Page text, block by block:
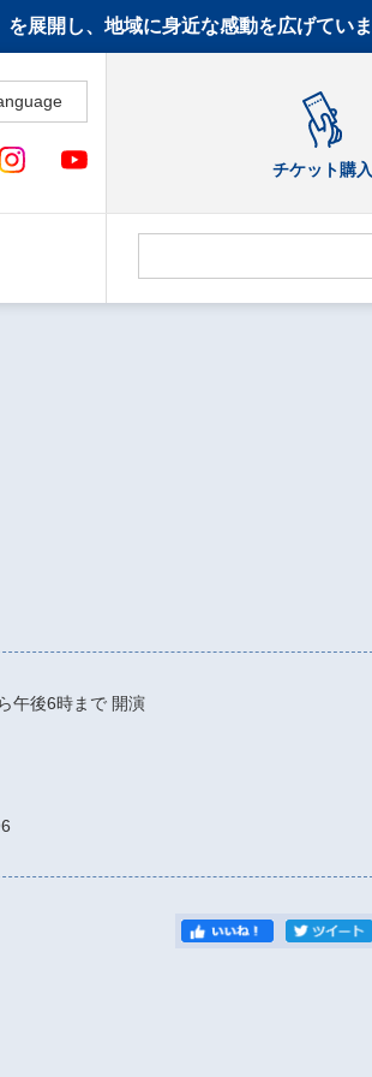
展開し、地域に身近な感動を広げていま
チケット購入
午後6時まで 開演